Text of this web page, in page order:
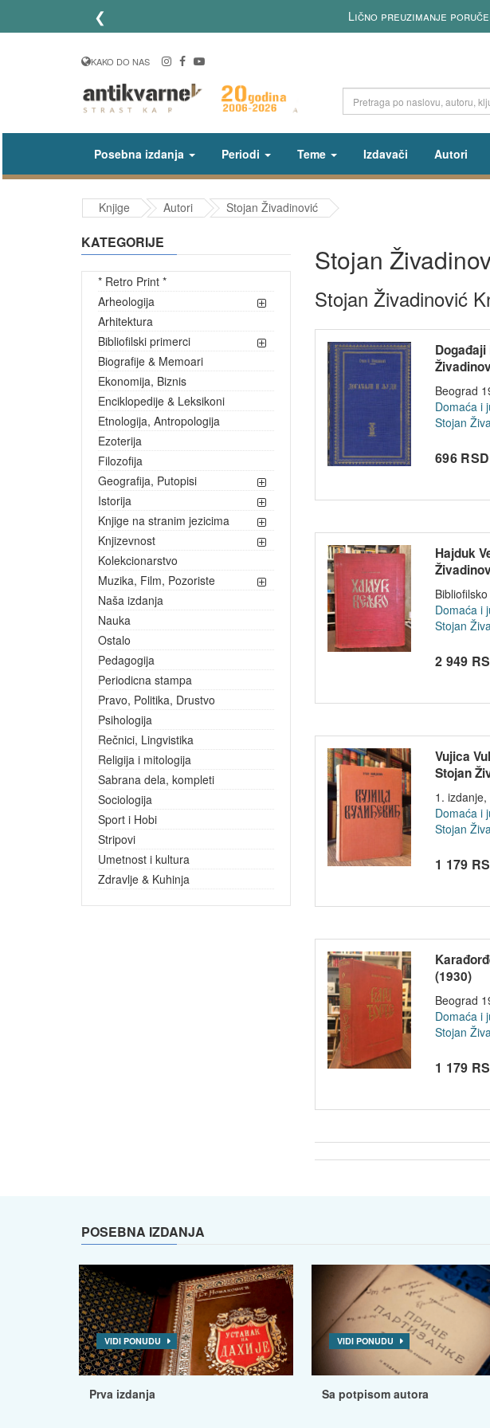
❮ Lično preuzimanje
KAKO DO NAS
Posebna izdanja Periodi Teme Izdavači Autori
Knjige Autori Stojan Živadinović
KATEGORIJE
* Retro Print *
Arheologija
Arhitektura
Bibliofilski primerci
Biografije & Memoari
Ekonomija, Biznis
Enciklopedije & Leksikoni
Etnologija, Antropologija
Ezoterija
Filozofija
Geografija, Putopisi
Istorija
Knjige na stranim jezicima
Knjizevnost
Kolekcionarstvo
Muzika, Film, Pozoriste
Naša izdanja
Nauka
Ostalo
Pedagogija
Periodicna stampa
Pravo, Politika, Drustvo
Psihologija
Rečnici, Lingvistika
Religija i mitologija
Sabrana dela, kompleti
Sociologija
Sport i Hobi
Stripovi
Umetnost i kultura
Zdravlje & Kuhinja
Stojan
Stojan Živadinović
Događaji
Beograd
Domaća i
Stojan
696 RSD
Hajduk
Domaća i
Stojan
2 949
Vujica
Stojan
1.
Domaća i
Stojan
1 179
(1930)
Beograd
Domaća i
Stojan
1 179
POSEBNA IZDANJA
VIDI PONUDU
Prva izdanja
VIDI PONUDU
Sa potpisom autora